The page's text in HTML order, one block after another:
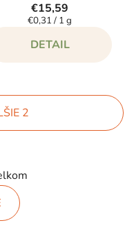
€15,59
Jednotková
€0,31 / 1 g
DETAIL
2